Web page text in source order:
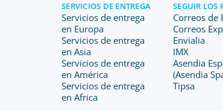
SERVICIOS DE ENTREGA
Servicios de entrega
en Europa
Servicios de entrega
en Asia
Servicios de entrega
en América
Servicios de entrega
en Africa
SEGUIR LOS
Correos de
Correos
Envialia
IMX
Asendia
(Asendia
Tipsa